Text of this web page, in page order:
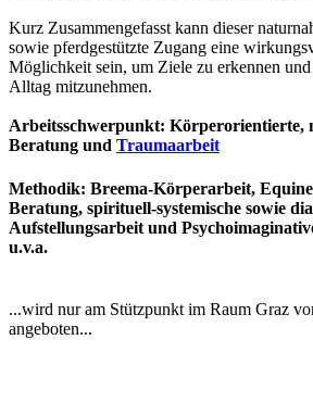
Kurz Zusammengefasst kann dieser
sowie pferdgestützte Zugang eine
Möglichkeit sein, um Ziele zu erkennen
Alltag mitzunehmen.
Arbeitsschwerpunkt: Körperorientierte,
Beratung und Traumaarbeit
Methodik: Breema-Körperarbeit,
Beratung, spirituell-systemische sowie
Aufstellungsarbeit und
u.v.a.
...wird nur am Stützpunkt im Raum Graz
angeboten...